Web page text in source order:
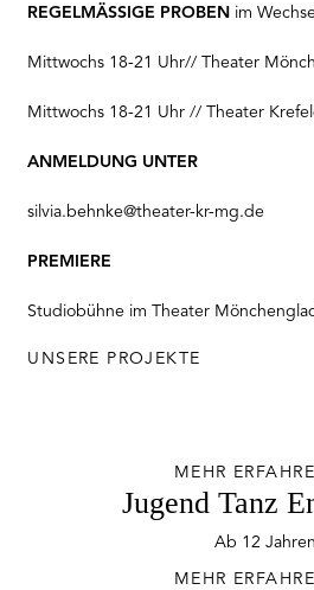
REGELMÄSSIGE PROBEN im
Mittwochs 18-21 Uhr// Theater
Mittwochs 18-21 Uhr // Theater
ANMELDUNG UNTER
silvia.behnke@theater-kr-mg.de
PREMIERE
Studiobühne im Theater
UNSERE PROJEKTE
MEHR
Jugend Tanz
Ab 12 Jahren
MEHR